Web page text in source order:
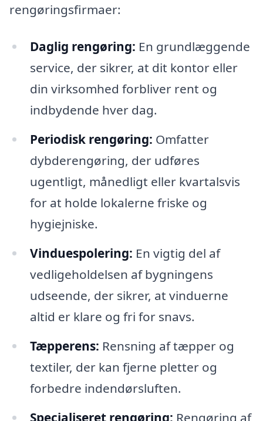
rengøringsfirmaer:
Daglig rengøring: En grundlæggende
service, der sikrer, at dit kontor eller
din virksomhed forbliver rent og
indbydende hver dag.
Periodisk rengøring: Omfatter
dybderengøring, der udføres
ugentligt, månedligt eller kvartalsvis
for at holde lokalerne friske og
hygiejniske.
Vinduespolering: En vigtig del af
vedligeholdelsen af bygningens
udseende, der sikrer, at vinduerne
altid er klare og fri for snavs.
Tæpperens: Rensning af tæpper og
textiler, der kan fjerne pletter og
forbedre indendørsluften.
Specialiseret rengøring: Rengøring af